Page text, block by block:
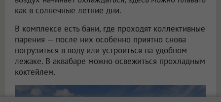
как в солнечные летние дни.
В комплексе есть бани, где проходят коллективные
парения — после них особенно приятно снова
погрузиться в воду или устроиться на удобном
лежаке. В аквабаре можно освежиться прохладным
коктейлем.